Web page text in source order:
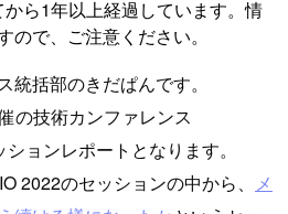
ら1年以上経過しています。情
で、ご注意ください。
統括部のきだぱんです。
の技術カンファレンス
ションレポートとなります。
2022のセッションの中から、
メ